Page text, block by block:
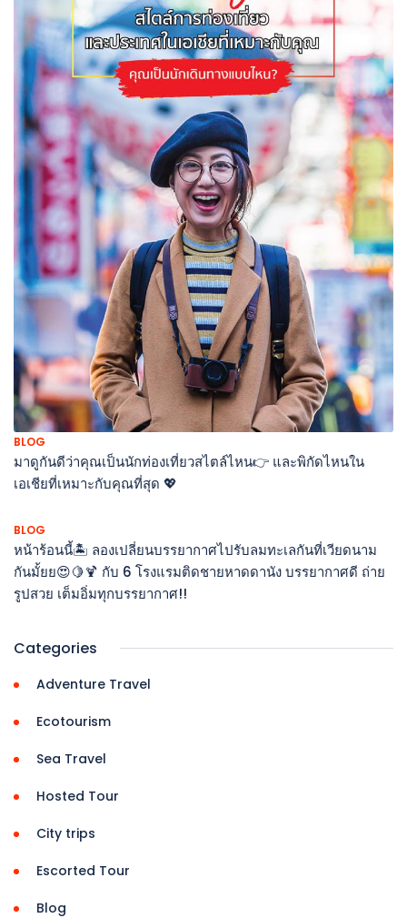
BLOG
มาดูกันดีว่าคุณเป็นนักท่องเที่ยวสไตล์ไหน👉 และพิกัดไหนใน
เอเชียที่เหมาะกับคุณที่สุด 💖
BLOG
หน้าร้อนนี้🏝 ลองเปลี่ยนบรรยากาศไปรับลมทะเลกันที่เวียดนาม
กันมั้ยย😍🍋🍹 กับ 6 โรงแรมติดชายหาดดานัง บรรยากาศดี ถ่าย
รูปสวย เต็มอิ่มทุกบรรยากาศ!!
Categories
Adventure Travel
Ecotourism
Sea Travel
Hosted Tour
City trips
Escorted Tour
Blog